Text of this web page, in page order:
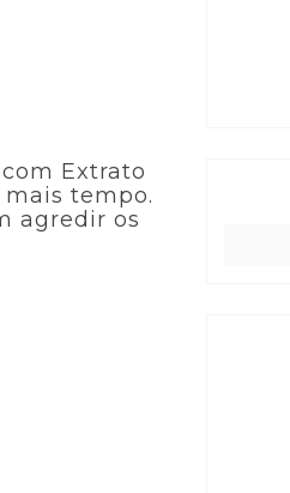
Extrato
tempo.
agredir os